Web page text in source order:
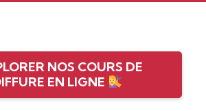
NOS COURS DE
EN LIGNE